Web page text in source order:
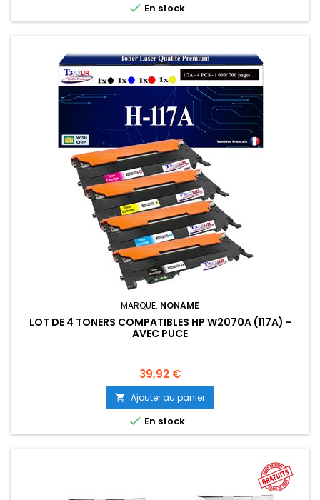
 En stock
MARQUE: NONAME
LOT DE 4 TONERS COMPATIBLES HP W2070A (117A) -
AVEC PUCE
Prix
39,92 €
 Ajouter au panier
 En stock